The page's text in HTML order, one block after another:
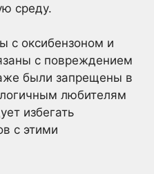
среду.
с оксибензоном и
с повреждением
были запрещены в
любителям
избегать
с этими